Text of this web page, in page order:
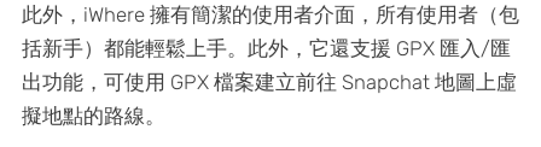
此外，iWhere 擁有簡潔的使用者介面，所有使用者（包
括新手）都能輕鬆上手。此外，它還支援 GPX 匯入/匯
出功能，可使用 GPX 檔案建立前往 Snapchat 地圖上虛
擬地點的路線。